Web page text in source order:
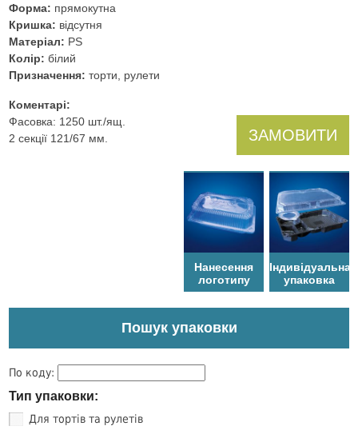
Форма: прямокутна
Кришка: відсутня
Матеріал: PS
Колір: білий
Призначення: торти, рулети
Коментарі:
Фасовка: 1250 шт./ящ.
2 секції 121/67 мм.
ЗАМОВИТИ
Нанесення
логотипу
Індивідуальна
упаковка
Пошук упаковки
По коду:
Тип упаковки:
Для тортів та рулетів